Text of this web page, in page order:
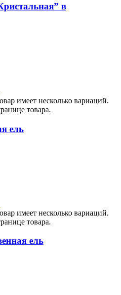
в
имеет несколько вариаций.
товара.
ель
имеет несколько вариаций.
товара.
ель